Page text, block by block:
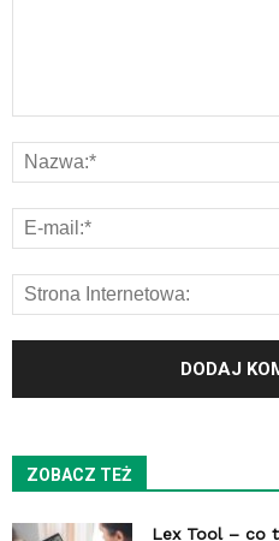
ZOBACZ TEŻ
Lex Tool – co